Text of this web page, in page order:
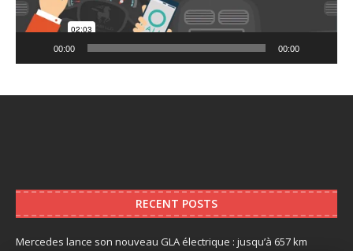
00:00 00:00
RECENT POSTS
Mercedes lance son nouveau GLA électrique : jusqu’à 657 km